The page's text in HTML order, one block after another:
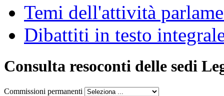
Temi dell'attività
Dibattiti in testo
Consulta resoconti delle sedi
Commissioni permanenti